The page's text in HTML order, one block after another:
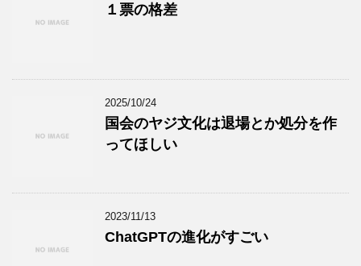
１票の格差
2025/10/24
国会のヤジ文化は退場とか処分を作
ってほしい
2023/11/13
ChatGPTの進化がすごい